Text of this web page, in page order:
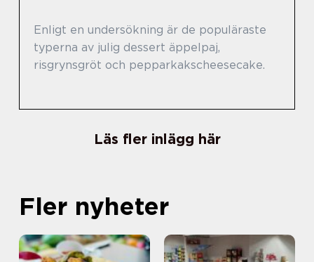
Enligt en undersökning är de populäraste
typerna av julig dessert äppelpaj,
risgrynsgröt och pepparkakscheesecake.
Läs fler inlägg här
Fler nyheter